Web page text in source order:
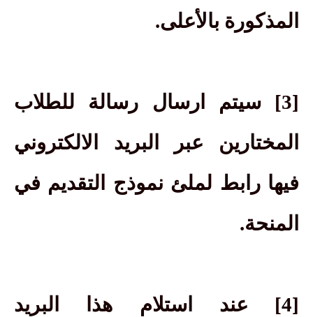
المذكورة بالأعلى.
[3] سيتم ارسال رسالة للطلاب
المختارين عبر البريد الالكتروني
فيها رابط لملئ نموذج التقديم في
المنحة.
[4] عند استلام هذا البريد